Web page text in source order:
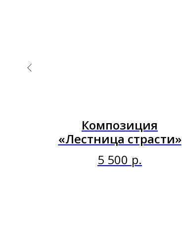
Композиция
«Лестница страсти»
5 500 р.